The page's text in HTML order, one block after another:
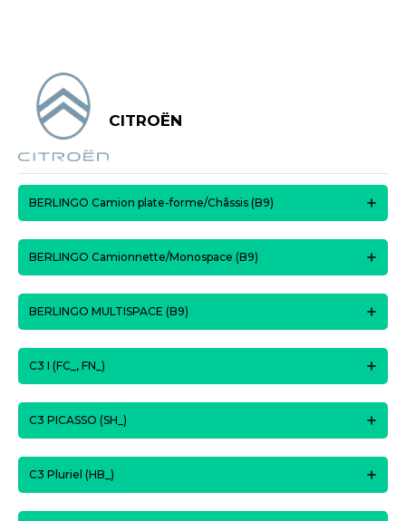
CITROËN
BERLINGO Camion plate-forme/Châssis (B9)
BERLINGO Camionnette/Monospace (B9)
BERLINGO MULTISPACE (B9)
C3 I (FC_, FN_)
C3 PICASSO (SH_)
C3 Pluriel (HB_)